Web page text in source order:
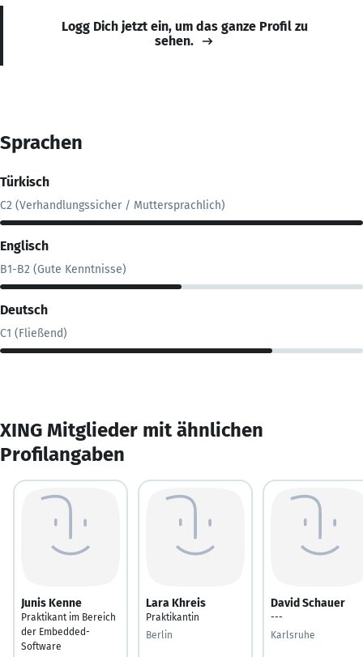
Logg Dich jetzt ein, um das ganze Profil zu
sehen.
Sprachen
Türkisch
C2 (Verhandlungssicher / Muttersprachlich)
Englisch
B1-B2 (Gute Kenntnisse)
Deutsch
C1 (Fließend)
XING Mitglieder mit ähnlichen
Profilangaben
Junis Kenne
Praktikant im Bereich
der Embedded-
Software
Lara Khreis
Praktikantin
Berlin
David Schauer
---
Karlsruhe